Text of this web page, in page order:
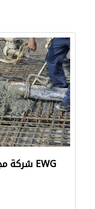
شركة مجموعة الأعمال التنفيذية EWG